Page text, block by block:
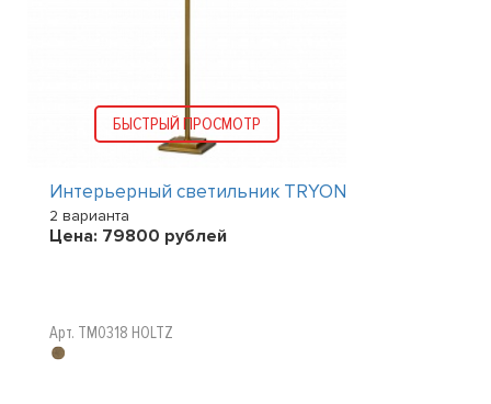
БЫСТРЫЙ ПРОСМОТР
Интерьерный светильник TRYON
2 варианта
Цена: 79800 рублей
Арт. TM0318 HOLTZ